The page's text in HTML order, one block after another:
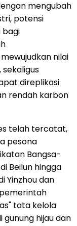
mengubah
potensi
bagi
nilai
sekaligus
direplikasi
rendah karbon
telah tercatat,
pesona
Bangsa-
Beilun hingga
Yinzhou dan
tata kelola
hijau dan